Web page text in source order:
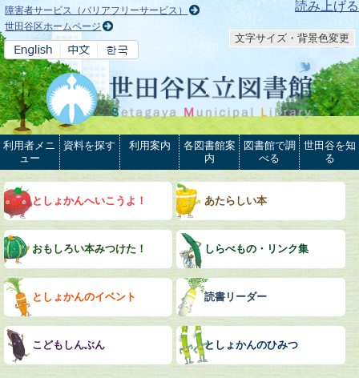
本文へ 読み上げる
障害者サービス（バリアフリーサービス）
世田谷区ホームページ
文字サイズ・背景色変更
利用者メニ
ュー
資料を探す 利用案内
各図書館案
内
図書館で調
べる
世田谷を知
る
としょかんへいこうよ！ あたらしい本
おもしろい本みつけた！ しらべもの・リンク集
としょかんのイベント 読書リーダー
こどもしんぶん としょかんのひみつ